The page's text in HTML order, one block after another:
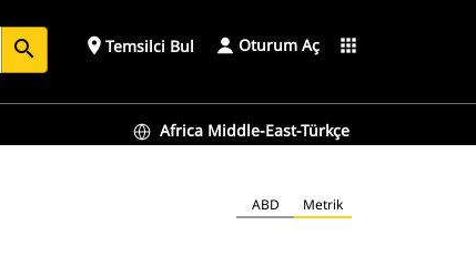
search place Temsilci Bul Oturum Aç apps
Africa Middle-East-Türkçe
ABD Metrik